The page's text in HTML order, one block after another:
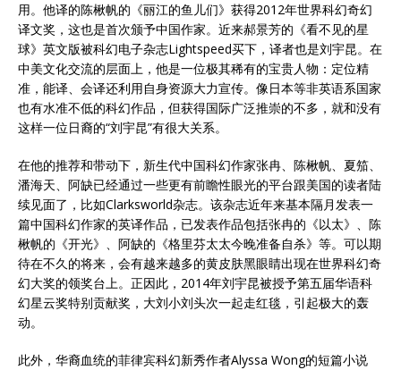
用。他译的陈楸帆的《丽江的鱼儿们》获得2012年世界科幻奇幻
译文奖，这也是首次颁予中国作家。近来郝景芳的《看不见的星
球》英文版被科幻电子杂志Lightspeed买下，译者也是刘宇昆。在
中美文化交流的层面上，他是一位极其稀有的宝贵人物：定位精
准，能译、会译还利用自身资源大力宣传。像日本等非英语系国家
也有水准不低的科幻作品，但获得国际广泛推崇的不多，就和没有
这样一位日裔的“刘宇昆”有很大关系。
在他的推荐和带动下，新生代中国科幻作家张冉、陈楸帆、夏笳、
潘海天、阿缺已经通过一些更有前瞻性眼光的平台跟美国的读者陆
续见面了，比如Clarksworld杂志。该杂志近年来基本隔月发表一
篇中国科幻作家的英译作品，已发表作品包括张冉的《以太》、陈
楸帆的《开光》、阿缺的《格里芬太太今晚准备自杀》等。可以期
待在不久的将来，会有越来越多的黄皮肤黑眼睛出现在世界科幻奇
幻大奖的领奖台上。正因此，2014年刘宇昆被授予第五届华语科
幻星云奖特别贡献奖，大刘小刘头次一起走红毯，引起极大的轰
动。
此外，华裔血统的菲律宾科幻新秀作者Alyssa Wong的短篇小说